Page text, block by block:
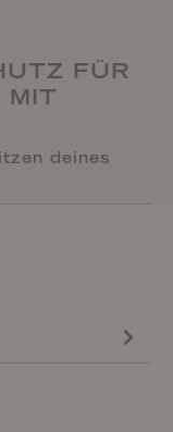
FÜR
MIT
deines